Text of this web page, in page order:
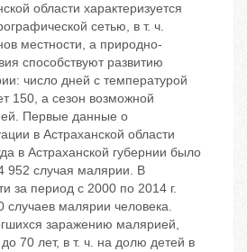
области характеризуется
сетью, в т. ч.
местности, а природно-
способствуют развитию
число дней с температурой
150, а сезон возможной
Первые данные о
в Астраханской области
в Астраханской губернии было
952 случая малярии. В
за период с 2000 по 2014 г.
случаев малярии человека.
заражению малярией,
70 лет, в т. ч. на долю детей в